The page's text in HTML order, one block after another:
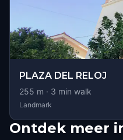
PLAZA DEL RELOJ
255 m · 3 min walk
Landmark
Ontdek meer